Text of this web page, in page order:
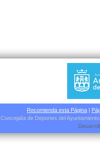
Recomienda esta Página |
de Deportes del